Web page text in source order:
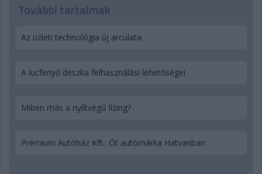
További tartalmak
Az üzleti technológia új arculata
A lucfenyő deszka felhasználási lehetőségei
Miben más a nyíltvégű lízing?
Prémium Autóház Kft.: Öt autómárka Hatvanban